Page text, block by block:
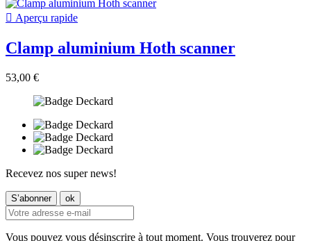
 Aperçu rapide
Clamp aluminium Hoth scanner
53,00 €
Recevez nos super news!
Vous pouvez vous désinscrire à tout moment. Vous trouverez pour